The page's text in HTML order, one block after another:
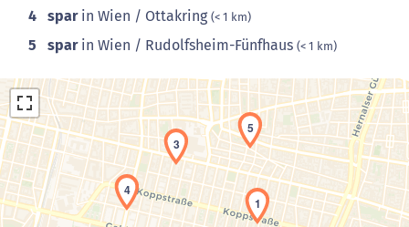
4 sparin Wien / Ottakring (< 1 km)
5 sparin Wien / Rudolfsheim-Fünfhaus (< 1 km)
1
3
4
5